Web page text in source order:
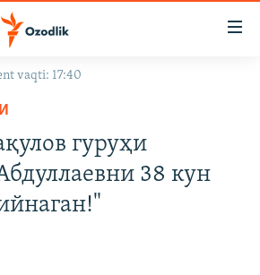
vaqti: 17:40
гуруҳи
38 кун